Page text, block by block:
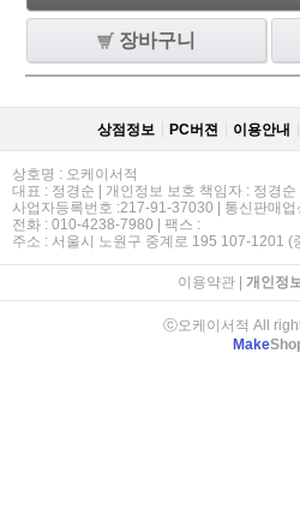
장바구니
상점정보 PC버젼 이용안내
상호명 : 오케이서적
대표 : 정경순 | 개인정보 보호 책임자 : 정경순
사업자등록번호 :217-91-37030 | 통신판매
전화 : 010-4238-7980 | 팩스 :
주소 : 서울시 노원구 중계로 195 107-1201 (
이용약관| 개인정
ⓒ오케이서적 All
Make